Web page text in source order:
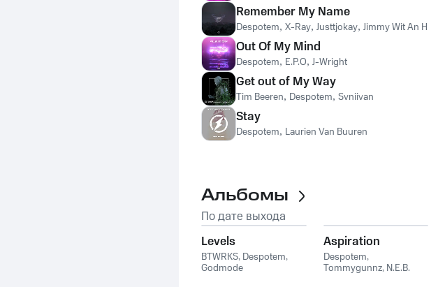
Remember My Name
Despotem, X-Ray, Justtjokay, Jimmy Wit An H
Out Of My Mind
Despotem, E.P.O, J-Wright
Get out of My Way
Tim Beeren, Despotem, Svniivan
Stay
Despotem, Laurien Van Buuren
Альбомы
По дате выхода
Levels
BTWRKS, Despotem,
Godmode
Aspiration
Despotem,
Tommygunnz, N.E.B.